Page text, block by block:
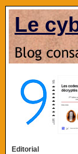
Le
Editorial